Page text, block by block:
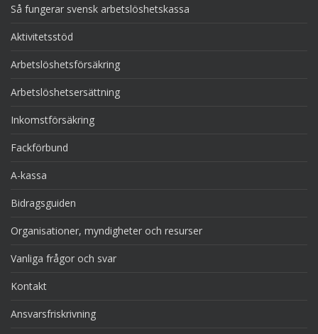
Så fungerar svensk arbetslöshetskassa
Aktivitetsstöd
Arbetslöshetsförsäkring
Arbetslöshetsersättning
Inkomstförsäkring
Fackförbund
A-kassa
Bidragsguiden
Organisationer, myndigheter och resurser
Vanliga frågor och svar
Kontakt
Ansvarsfriskrivning